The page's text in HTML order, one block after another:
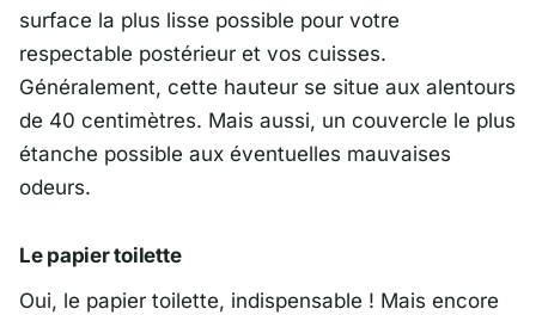
surface la plus lisse possible pour votre
respectable postérieur et vos cuisses.
Généralement, cette hauteur se situe aux alentours
de 40 centimètres. Mais aussi, un couvercle le plus
étanche possible aux éventuelles mauvaises
odeurs.
Le papier toilette
Oui, le papier toilette, indispensable ! Mais encore